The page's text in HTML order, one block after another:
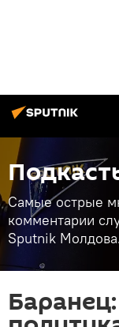
Самые острые
комментарии
Sputnik